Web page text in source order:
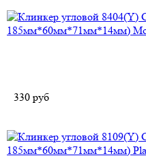
330 руб